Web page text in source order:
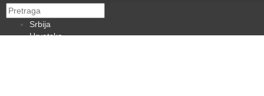
Srbija
Hrvatska